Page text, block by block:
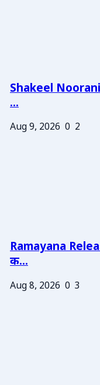
Shakeel
...
Aug 9, 2026 0 2
Ramayana
क...
Aug 8, 2026 0 3